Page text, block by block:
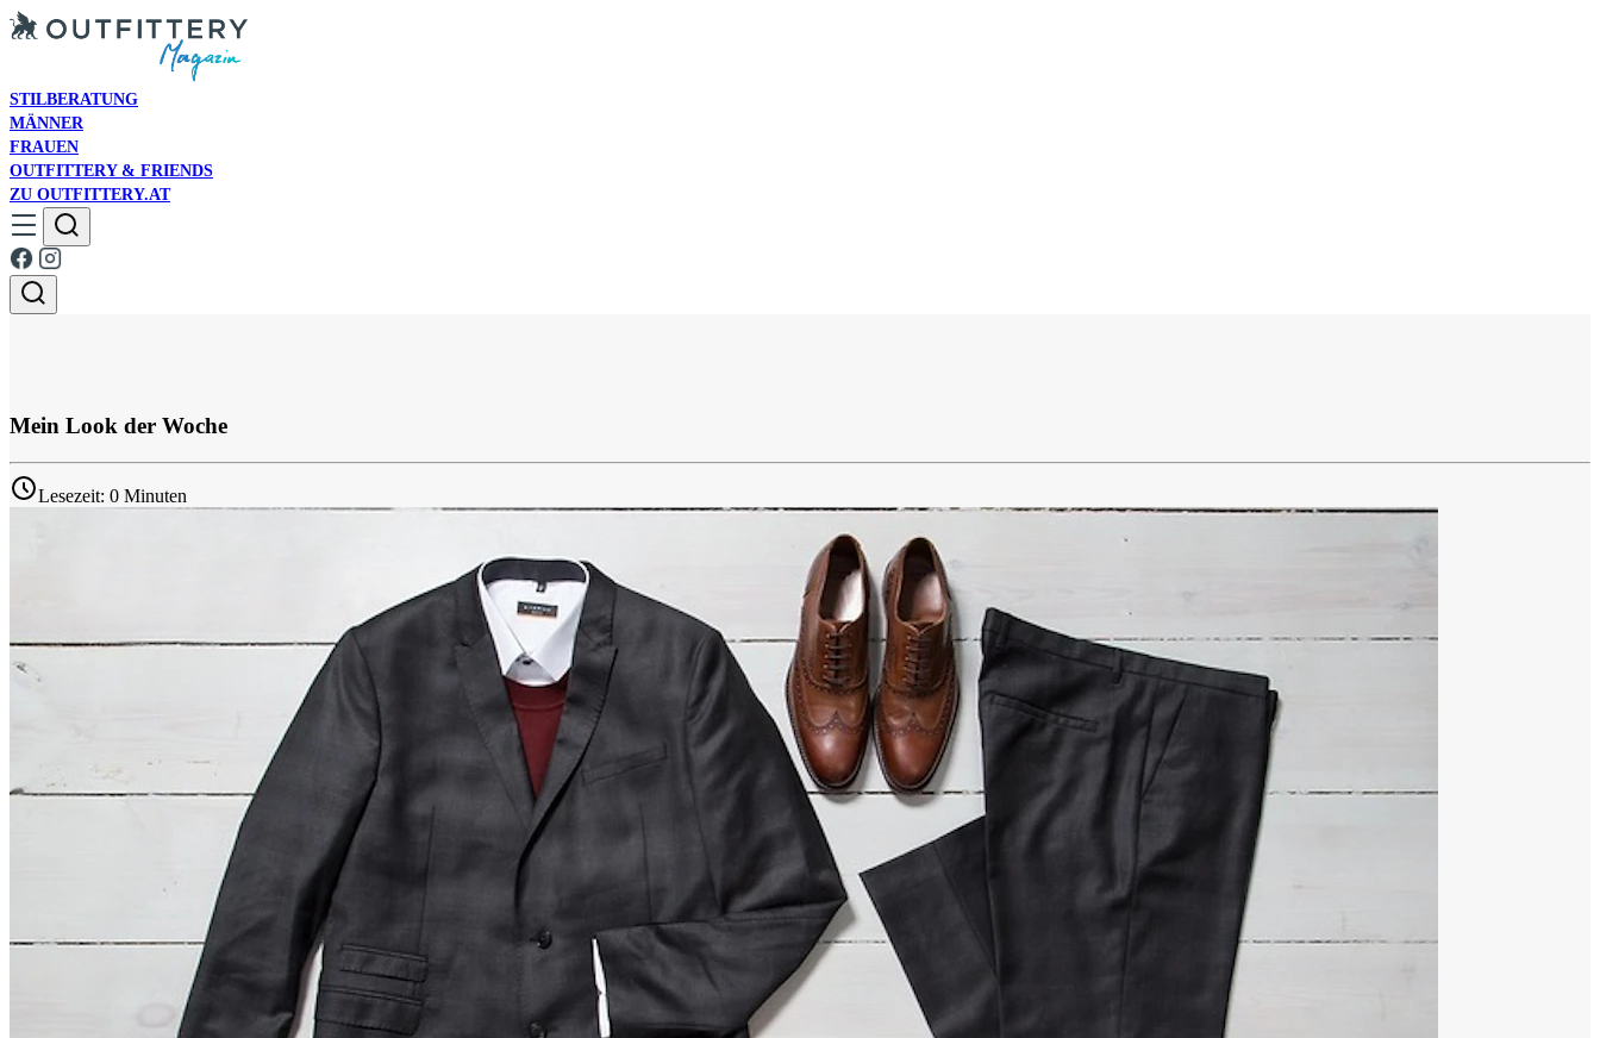
STILBERATUNG
MÄNNER
FRAUEN
OUTFITTERY & FRIENDS
ZU OUTFITTERY.AT
Mein Look der Woche
Lesezeit: 0 Minuten